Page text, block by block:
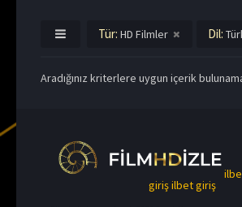
Tür: HD Filmler Dil:
Aradığınız kriterlere uygun içerik
girişilbet giriş